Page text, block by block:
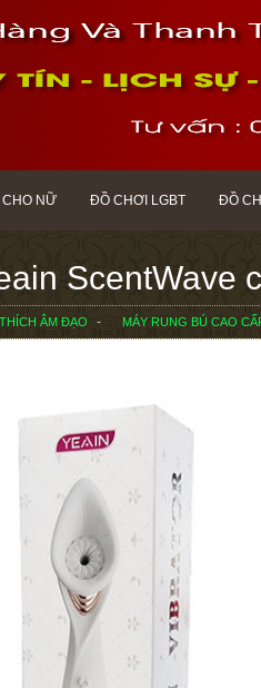
NỮ ĐỒ CHƠI LGBT ĐỒ
ScentWave
ÂM ĐẠO MÁY RUNG BÚ CAO